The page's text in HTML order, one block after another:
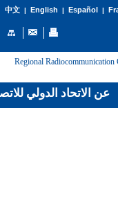
中文| English | Español |
: [Regional
عن الاتحاد الدولي